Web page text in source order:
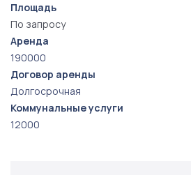
Площадь
По запросу
Аренда
190000
Договор аренды
Долгосрочная
Коммунальные услуги
12000